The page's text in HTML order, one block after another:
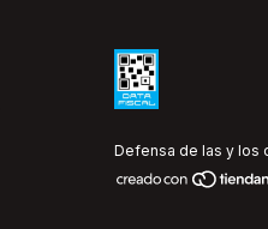
Defensa de las y los